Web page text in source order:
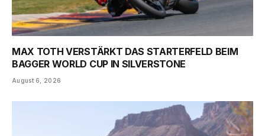
MAX TOTH VERSTÄRKT DAS STARTERFELD BEIM
BAGGER WORLD CUP IN SILVERSTONE
August 6, 2026